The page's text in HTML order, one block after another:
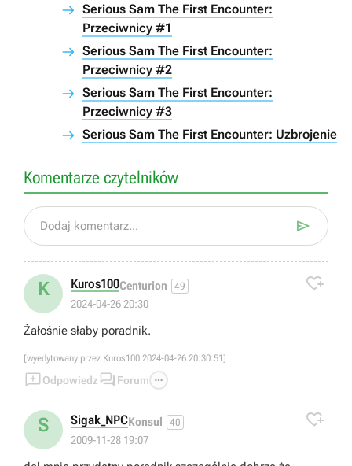
Serious Sam The First Encounter:
Przeciwnicy #1
Serious Sam The First Encounter:
Przeciwnicy #2
Serious Sam The First Encounter:
Przeciwnicy #3
Serious Sam The First Encounter: Uzbrojenie
Komentarze czytelników
Dodaj komentarz... 
K Kuros100Centurion 49
2024-04-26 20:30

Żałośnie słaby poradnik.
[wyedytowany przez Kuros100 2024-04-26 20:30:51]
Odpowiedz  Forum 
S Sigak_NPCKonsul 40
2009-11-28 19:07
